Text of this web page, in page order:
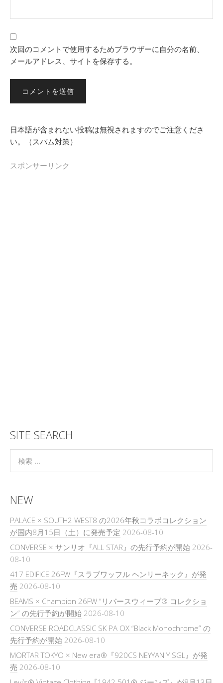
次回のコメントで使用するためブラウザーに自分の名前、
メールアドレス、サイトを保存する。
日本語が含まれない投稿は無視されますのでご注意くださ
い。（スパム対策）
スポンサーリンク
SITE SEARCH
NEW
PALACE × SOUTH2 WEST8 の2026年秋コラボコレクション
が国内8月15日（土）に発売予定 2026-08-10
CONVERSE × サンリオ『ALL STAR』の先行予約が開始 2026-
08-10
417 EDIFICE 26FW『スラブワッフル ヘンリーネック』が発
売 2026-08-10
BEAMS × Champion 26FW “リバースウィーブ® コレクショ
ン” の先行予約が開始 2026-08-10
CONVERSE ROADCLASSIC SK PA OX “Black Monochrome” の
先行予約が開始 2026-08-10
MORTAR TOKYO × New era®『920CS NEYYAN Y SGL』が発
売 2026-08-10